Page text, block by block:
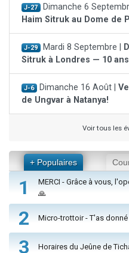
J-27 Dimanche 6
Haim Sitruk au Dome de
J-29 Mardi 8 Septembre |
Sitruk à Londres — 10
J-6 Dimanche 16 Août |
de Ungvar à Natanya!
Voir tous les
+ Populaires
1
MERCI - Grâce à vous,
🙏
2 Micro-trottoir - T'as donné
3 Horaires du Jeûne de